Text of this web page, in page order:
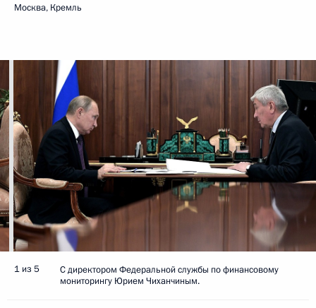
Москва, Кремль
1 из 5
С директором Федеральной службы по финансовому
мониторингу Юрием Чиханчиным.